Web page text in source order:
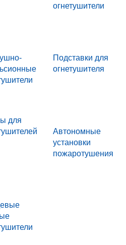
огнетушители
Подставки для
огнетушителя
для
Автономные
установки
пожаротушения